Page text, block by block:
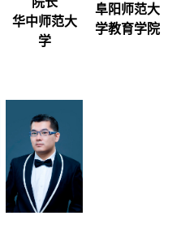
华中师范大
学
阜阳师范大
学教育学院